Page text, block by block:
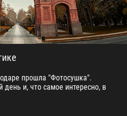
прошла "Фотосушка".
и, что самое интересно, в